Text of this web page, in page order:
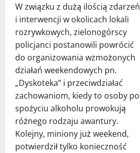
W związku z dużą ilością zdarzeń
i interwencji w okolicach lokali
rozrywkowych, zielonogórscy
policjanci postanowili powrócić
do organizowania wzmożonych
działań weekendowych pn.
„Dyskoteka” i przeciwdziałać
zachowaniom, kiedy to osoby po
spożyciu alkoholu prowokują
różnego rodzaju awantury.
Kolejny, miniony już weekend,
potwierdził tylko konieczność